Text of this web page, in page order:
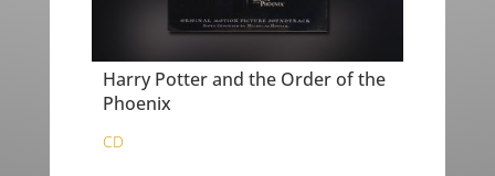
Harry Potter and the Order of the
Phoenix
CD